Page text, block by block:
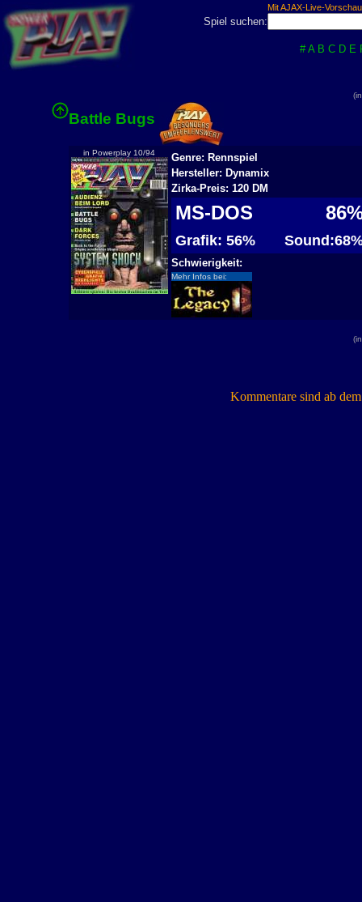
Mit AJAX-Live-
Spiel suchen:
# A B C D E
Battle Bugs
in Powerplay 10/94
Genre: Rennspiel
Hersteller: Dynamix
Zirka-Preis: 120 DM
MS-DOS
Grafik: 56%
Schwierigkeit:
Mehr Infos bei:
Kommentare sind ab